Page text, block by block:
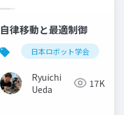
自律移動と最適制御
日本ロボット学会
Ryuichi
Ueda
17K